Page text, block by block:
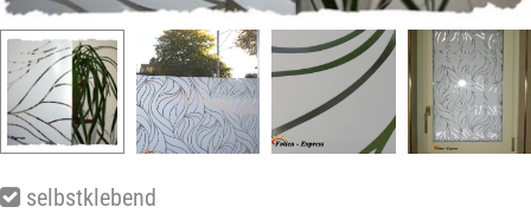
selbstklebend